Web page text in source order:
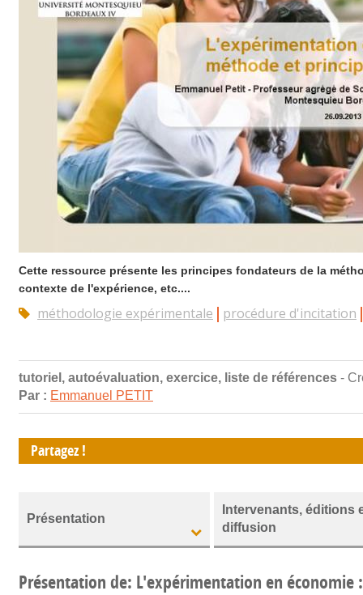
Cette ressource présente les principes fondateurs de la
contexte de l'expérience, etc....
méthodologie expérimentale procédure d'incitation
tutoriel, autoévaluation, exercice, liste de références -
Par : Emmanuel PETIT
Partagez !
Présentation
Intervenants, éditions
diffusion
Présentation de: L'expérimentation en